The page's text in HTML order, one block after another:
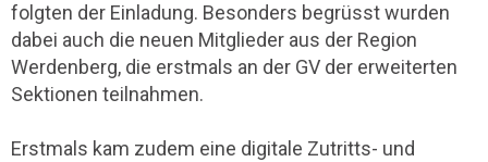
folgten der Einladung. Besonders begrüsst wurden
dabei auch die neuen Mitglieder aus der Region
Werdenberg, die erstmals an der GV der erweiterten
Sektionen teilnahmen.
Erstmals kam zudem eine digitale Zutritts- und